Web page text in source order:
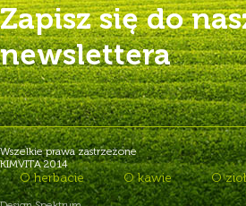
Zapisz się do
newslettera
Wszelkie prawa zastrzeżone
KIMVITA 2014
O herbacie O kawie O